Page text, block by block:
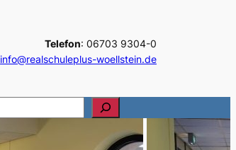
Telefon: 06703 9304-0
info@realschuleplus-woellstein.de